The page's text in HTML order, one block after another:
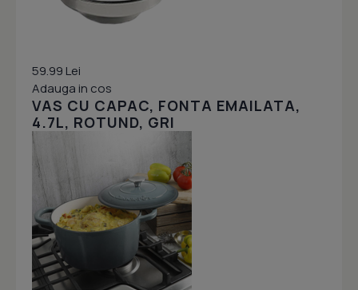
59.99 Lei
Adauga in cos
VAS CU CAPAC, FONTA EMAILATA,
4.7L, ROTUND, GRI